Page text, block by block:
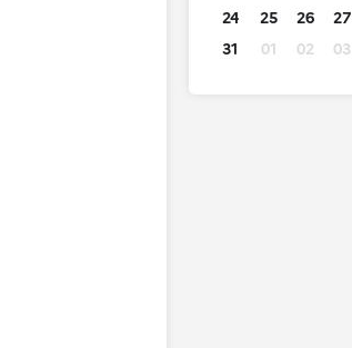
24
25 26 27
31
01 02 03